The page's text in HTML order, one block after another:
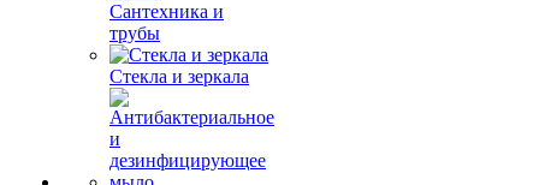
Сантехника и
трубы
Стекла и зеркала